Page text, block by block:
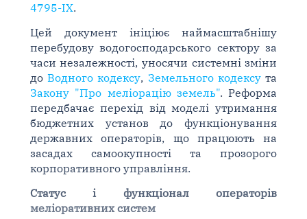
4795-IX.
Цей документ ініціює наймасштабнішу
перебудову водогосподарського сектору за
часи незалежності, уносячи системні зміни
до Водного кодексу, Земельного кодексу та
Закону "Про меліорацію земель". Реформа
передбачає перехід від моделі утримання
бюджетних установ до функціонування
державних операторів, що працюють на
засадах самоокупності та прозорого
корпоративного управління.
Статус і функціонал операторів
меліоративних систем